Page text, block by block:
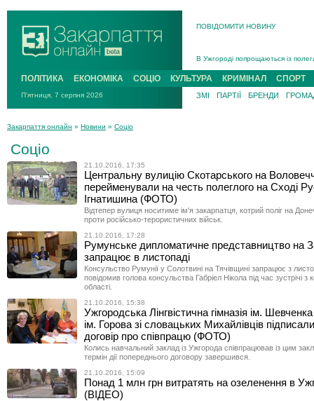
ПОВІДОМИТИ НОВИНУ
В Ужгороді попрощаються із
В Ужгороді 5 серпня
Підтвердили загибель
На війні з рф поліг військовий з
ПОЛІТИКА ЕКОНОМІКА СОЦІО КУЛЬТУРА КРИМІНАЛ СПОРТ
П'ятниця, 7 серпня 2026 ЗМІ ПАРТІЇ БРЕНДИ
Закарпаття онлайн » Новини » Соціо
Соціо
21.10.2016, 17:35
Центральну вулицію Скотарського на
перейменували на честь полеглого на Сході
Ігнатишина (ФОТО)
Відтепер вулиця носитиме ім'я закарпатця, котрий поліг на
проти російсько-терористичних військ.
21.10.2016, 17:28
Румунське дипломатичне представництво на
запрацює в листопаді
Консульство Румунії у Солотвині на Тячівщині запрацює з
повідомив голова консульства Габріел Нікола під час зустрічі з
області.
21.10.2016, 15:38
Ужгородська Лінгвістична гімназія ім. Шевченка
ім. Горова зі словацьких Михайлівців
договір про співпрацю (ФОТО)
Колись навчальний заклад із Ужгорода співпрацював із цим
термін дії попереднього договору завершився.
21.10.2016, 15:09
Понад 1 млн грн витратять на озеленення в
(ВІДЕО)